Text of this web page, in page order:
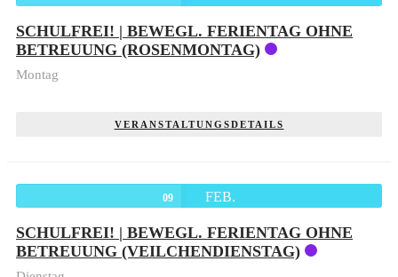
SCHULFREI! | BEWEGL. FERIENTAG OHNE
BETREUUNG (ROSENMONTAG)
Montag
VERANSTALTUNGSDETAILS
09 FEB.
SCHULFREI! | BEWEGL. FERIENTAG OHNE
BETREUUNG (VEILCHENDIENSTAG)